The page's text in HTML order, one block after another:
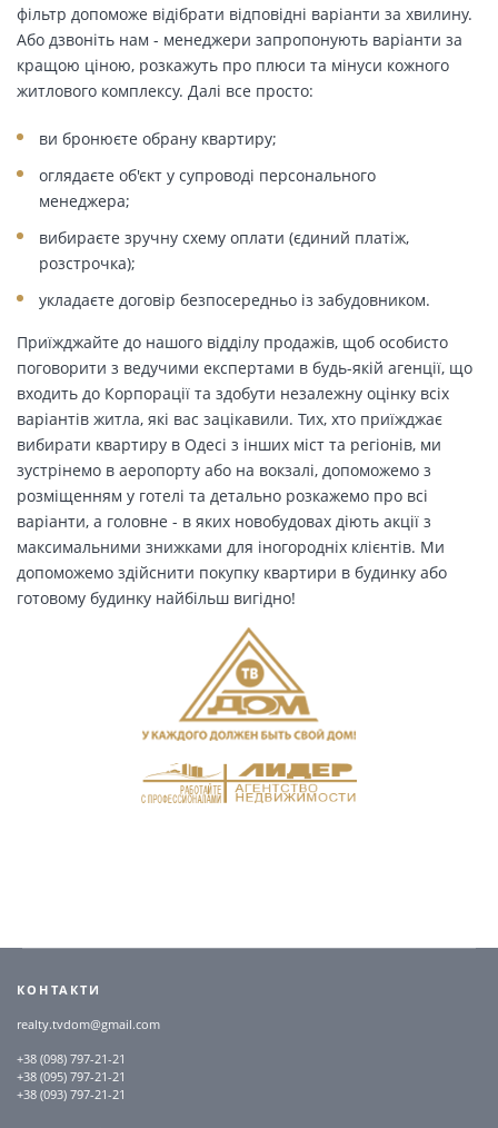
фільтр допоможе відібрати відповідні варіанти за хвилину.
Або дзвоніть нам - менеджери запропонують варіанти за
кращою ціною, розкажуть про плюси та мінуси кожного
житлового комплексу. Далі все просто:
ви бронюєте обрану квартиру;
оглядаєте об'єкт у супроводі персонального
менеджера;
вибираєте зручну схему оплати (єдиний платіж,
розстрочка);
укладаєте договір безпосередньо із забудовником.
Приїжджайте до нашого відділу продажів, щоб особисто
поговорити з ведучими експертами в будь-якій агенції, що
входить до Корпорації та здобути незалежну оцінку всіх
варіантів житла, які вас зацікавили. Тих, хто приїжджає
вибирати квартиру в Одесі з інших міст та регіонів, ми
зустрінемо в аеропорту або на вокзалі, допоможемо з
розміщенням у готелі та детально розкажемо про всі
варіанти, а головне - в яких новобудовах діють акції з
максимальними знижками для іногородніх клієнтів. Ми
допоможемо здійснити покупку квартири в будинку або
готовому будинку найбільш вигідно!
КОНТАКТИ
realty.tvdom@gmail.com
+38 (098) 797-21-21
+38 (095) 797-21-21
+38 (093) 797-21-21